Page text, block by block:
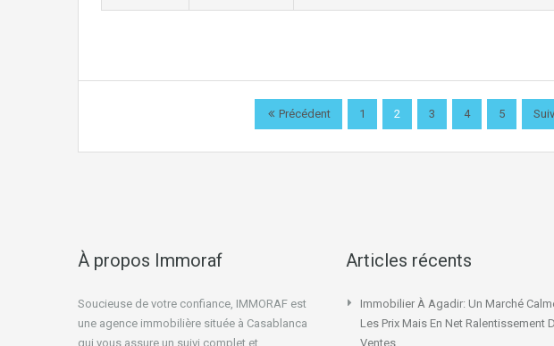
Précédent 1 2 3 4 5
À propos Immoraf
Soucieuse de votre confiance, IMMORAF est
une agence immobilière située à Casablanca
qui vous assure un suivi complet et
Articles récents
Immobilier À Agadir: Un Marché
Les Prix Mais En Net Ralentissement
Ventes